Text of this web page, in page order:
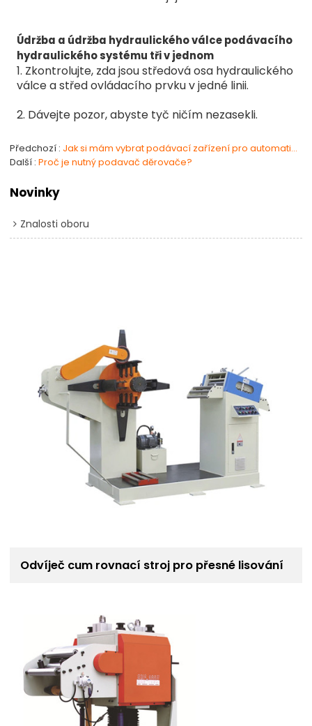
Údržba a údržba hydraulického válce podávacího
hydraulického systému tři v jednom
1. Zkontrolujte, zda jsou středová osa hydraulického
válce a střed ovládacího prvku v jedné linii.
2. Dávejte pozor, abyste tyč ničím nezasekli.
Předchozí
Jak si mám vybrat podávací zařízení pro automatické zpracování svitkového materiálu?
Další Proč je nutný podavač děrovače?
Novinky
Znalosti oboru
Odvíječ cum rovnací stroj pro přesné lisování